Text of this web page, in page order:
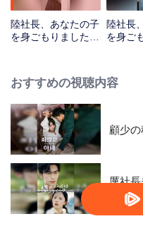
陸社長、あなたの子
を身ごもりました_
陸社長
を身ご
おすすめの視聴内容
顧少の
厲社
文版）